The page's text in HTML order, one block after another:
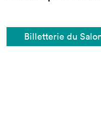
Billetterie du